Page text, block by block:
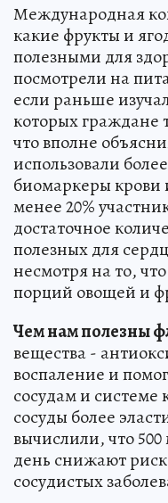
Международная
какие фрукты и
полезными для
посмотрели на
если раньше
которых
что вполне
использовали
биомаркеры крови
менее 20%
достаточное
полезных для
несмотря на то,
порций овощей и
Чем нам полезны
вещества -
воспаление и
сосудам и
сосуды более
вычислили, что
день снижают
сосудистых